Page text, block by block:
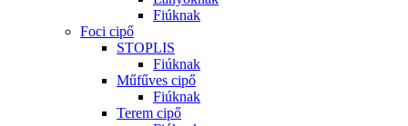
Fiúknak
Foci cipő
STOPLIS
Fiúknak
Műfűves cipő
Fiúknak
Terem cipő